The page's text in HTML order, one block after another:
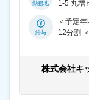
も継続
（土日
務でございます。 ■評価制
準”“社
す。技
い！ 未
初期研
けではな
るカリ
めオフィ
として
1-5 丸増
＜予定年収＞
12分割 ＜賃金内訳＞ 年額（基本給）：3,120,000円～
と同待遇
あり、
株式会社キ